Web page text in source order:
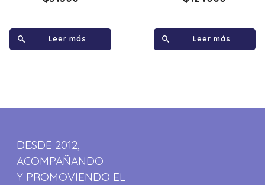
Leer más Leer más
DESDE 2012,
ACOMPAÑANDO
Y PROMOVIENDO EL